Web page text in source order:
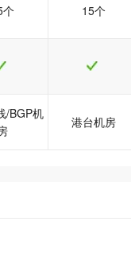
个 15个
/BGP机
港台机房